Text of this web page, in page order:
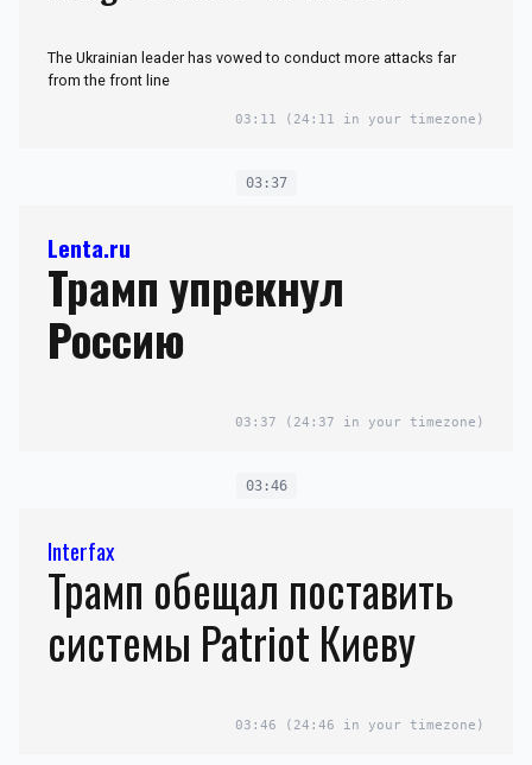
The Ukrainian leader has vowed to conduct more attacks far
from the front line
03:11 (24:11 in your timezone)
03:37
Lenta.ru
Трамп упрекнул
Россию
03:37 (24:37 in your timezone)
03:46
Interfax
Трамп обещал поставить
системы Patriot Киеву
03:46 (24:46 in your timezone)